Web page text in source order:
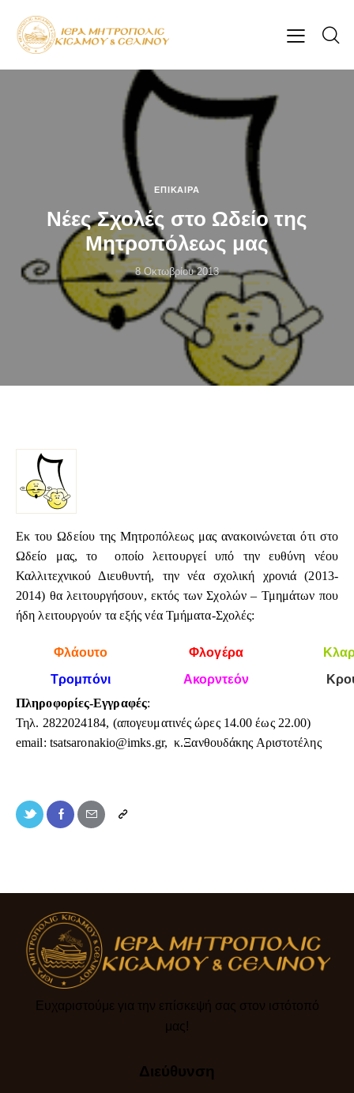
ΕΠΊΚΑΙΡΑ
Νέες Σχολές στο Ωδείο της
Μητροπόλεως μας
8 Οκτωβρίου 2013
Εκ του Ωδείου της Μητροπόλεως μας ανακοινώνεται ότι στο
Ωδείο μας, το οποίο λειτουργεί υπό την ευθύνη νέου
Καλλιτεχνικού Διευθυντή, την νέα σχολική χρονιά (2013-
2014) θα λειτουργήσουν, εκτός των Σχολών – Τμημάτων που
ήδη λειτουργούν τα εξής νέα Τμήματα-Σχολές:
Φλάουτο Φλογέρα
Τρομπόνι
Ακορντεόν
Πληροφορίες-Εγγραφές:
Τηλ. 2822024184, (απογευματινές ώρες 14.00 έως 22.00)
email: tsatsaronakio@imks.gr, κ.Ξανθουδάκης Αριστοτέλης
Ευχαριστούμε για την επίσκεψή σας στον ιστότοπό
μας!​
Διεύθυνση